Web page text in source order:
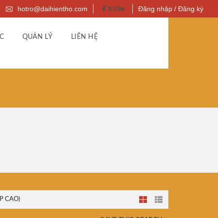
hotro@daihientho.com Đăng nhập / Đăng ký
QUẢN LÝ LIÊN HỆ
CAO)